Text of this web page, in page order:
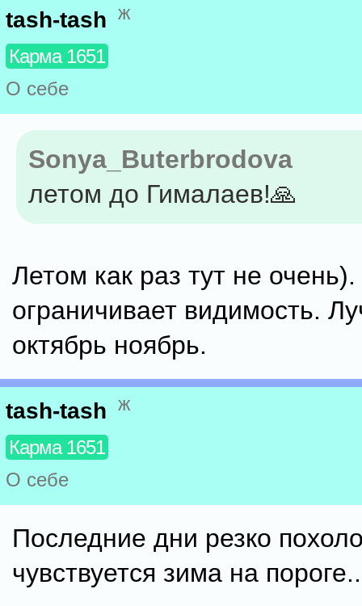
tash-tash ж
Карма 1651
О себе
Sonya_Buterbrodova
летом до Гималаев!🙏
Летом как раз тут не
ограничивает видимость.
октябрь ноябрь.
tash-tash ж
Карма 1651
О себе
Последние дни резко
чувствуется зима на пороге..